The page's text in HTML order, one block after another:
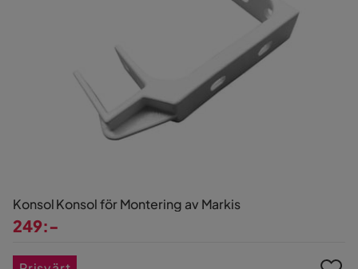
Konsol Konsol för Montering av Markis
249:-